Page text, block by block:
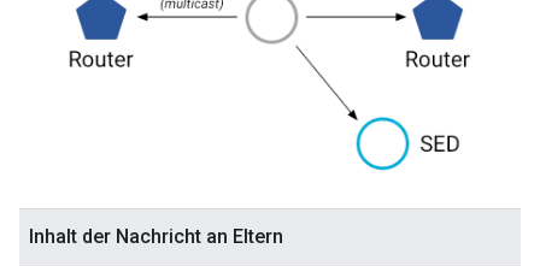
Inhalt der Nachricht an Eltern